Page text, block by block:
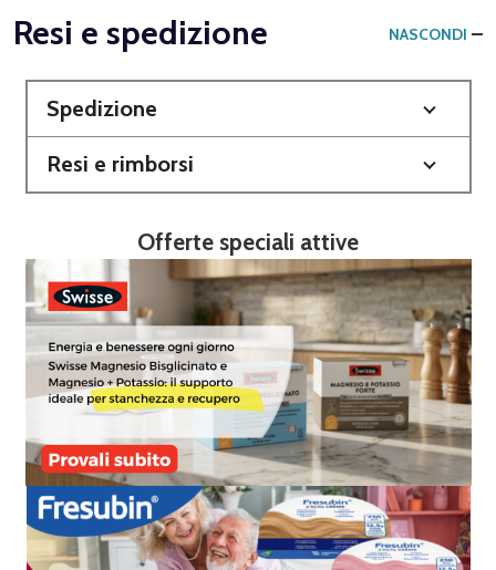
Resi e spedizione NASCONDI
Spedizione
Resi e rimborsi
Offerte speciali attive